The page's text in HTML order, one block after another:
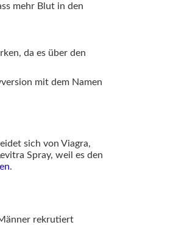
mehr Blut in den
da es über den
mit dem Namen
sich von Viagra,
Spray, weil es den
.
rekrutiert